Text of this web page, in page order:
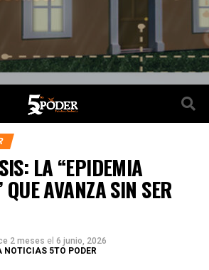
LA “EPIDEMIA
QUE AVANZA SIN SER
2 meses el 6 junio, 2026
NOTICIAS 5TO PODER